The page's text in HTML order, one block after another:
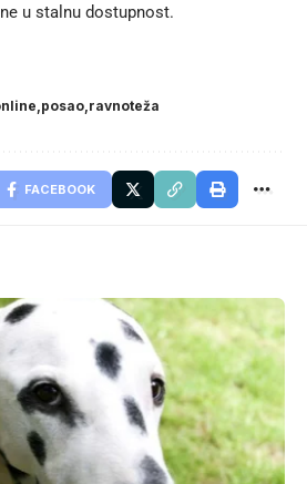
u stalnu dostupnost.
posao ravnoteža
FACEBOOK